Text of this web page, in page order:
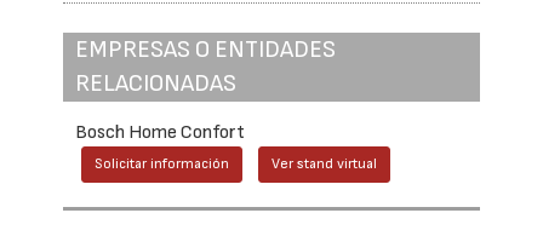
EMPRESAS O ENTIDADES
RELACIONADAS
Bosch Home Confort
Solicitar información Ver stand virtual